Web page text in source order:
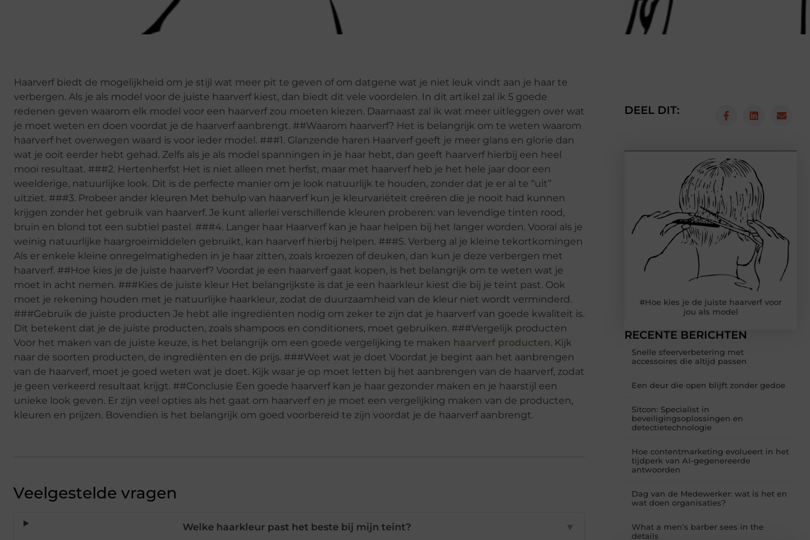
Haarverf biedt de mogelijkheid om je stijl wat meer pit te geven of om datgene wat je niet leuk vindt aan je haar te
verbergen. Als je als model voor de juiste haarverf kiest, dan biedt dit vele voordelen. In dit artikel zal ik 5 goede
redenen geven waarom elk model voor een haarverf zou moeten kiezen. Daarnaast zal ik wat meer uitleggen over wat
je moet weten en doen voordat je de haarverf aanbrengt. ##Waarom haarverf? Het is belangrijk om te weten waarom
haarverf het overwegen waard is voor ieder model. ###1. Glanzende haren Haarverf geeft je meer glans en glorie dan
wat je ooit eerder hebt gehad. Zelfs als je als model spanningen in je haar hebt, dan geeft haarverf hierbij een heel
mooi resultaat. ###2. Hertenherfst Het is niet alleen met herfst, maar met haarverf heb je het hele jaar door een
weelderige, natuurlijke look. Dit is de perfecte manier om je look natuurlijk te houden, zonder dat je er al te “uit”
uitziet. ###3. Probeer ander kleuren Met behulp van haarverf kun je kleurvariëteit creëren die je nooit had kunnen
krijgen zonder het gebruik van haarverf. Je kunt allerlei verschillende kleuren proberen: van levendige tinten rood,
bruin en blond tot een subtiel pastel. ###4. Langer haar Haarverf kan je haar helpen bij het langer worden. Vooral als je
weinig natuurlijke haargroeimiddelen gebruikt, kan haarverf hierbij helpen. ###5. Verberg al je kleine tekortkomingen
Als er enkele kleine onregelmatigheden in je haar zitten, zoals kroezen of deuken, dan kun je deze verbergen met
haarverf. ##Hoe kies je de juiste haarverf? Voordat je een haarverf gaat kopen, is het belangrijk om te weten wat je
moet in acht nemen. ###Kies de juiste kleur Het belangrijkste is dat je een haarkleur kiest die bij je teint past. Ook
moet je rekening houden met je natuurlijke haarkleur, zodat de duurzaamheid van de kleur niet wordt verminderd.
###Gebruik de juiste producten Je hebt alle ingrediënten nodig om zeker te zijn dat je haarverf van goede kwaliteit is.
Dit betekent dat je de juiste producten, zoals shampoos en conditioners, moet gebruiken. ###Vergelijk producten
Voor het maken van de juiste keuze, is het belangrijk om een ​​goede vergelijking te maken haarverf producten. Kijk
naar de soorten producten, de ingrediënten en de prijs. ###Weet wat je doet Voordat je begint aan het aanbrengen
van de haarverf, moet je goed weten wat je doet. Kijk waar je op moet letten bij het aanbrengen van de haarverf, zodat
je geen verkeerd resultaat krijgt. ##Conclusie Een goede haarverf kan je haar gezonder maken en je haarstijl een
unieke look geven. Er zijn veel opties als het gaat om haarverf en je moet een vergelijking maken van de producten,
kleuren en prijzen. Bovendien is het belangrijk om goed voorbereid te zijn voordat je de haarverf aanbrengt.
Veelgestelde vragen
Welke haarkleur past het beste bij mijn teint? ▼
DEEL DIT:
#Hoe kies je de juiste haarverf voor
jou als model
RECENTE BERICHTEN
Snelle sfeerverbetering met
accessoires die altijd passen
Een deur die open blijft zonder gedoe
Sitcon: Specialist in
beveiligingsoplossingen en
detectietechnologie
Hoe contentmarketing evolueert in het
tijdperk van AI-gegenereerde
antwoorden
Dag van de Medewerker: wat is het en
wat doen organisaties?
What a men’s barber sees in the
details